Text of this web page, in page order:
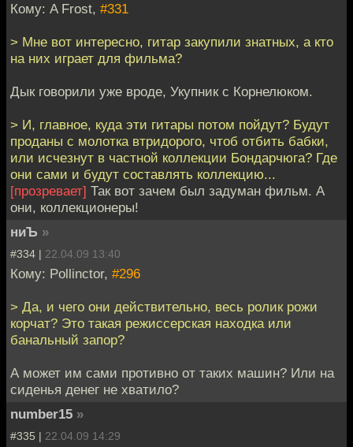
Кому: A Frost, #331
> Мне вот интересно, гитар закупили знатных, а кто
на них играет для фильма?
Дык говорили уже вроде, Укупник с Корнелюком.
> И, главное, куда эти гитары потом пойдут? Будут
проданы с молотка втридорого, чтоб отбить бабки,
или исчезнут в частной коллекции Бондарчюга? Где
они сами и будут составлять коллекцию...
[прозревает] Так вот зачем был задуман фильм. А
они, коллекционеры!
ниЪ »
#334 | 22.04.09 13:40
Кому: Pollinctor, #296
> Да, и чего они действительно, весь ролик рожи
корчат? Это такая режиссерская находка или
банальный запор?
А может им сами противно от таких машин? Или на
сиденья денег не хватило?
number15 »
#335 | 22.04.09 14:29